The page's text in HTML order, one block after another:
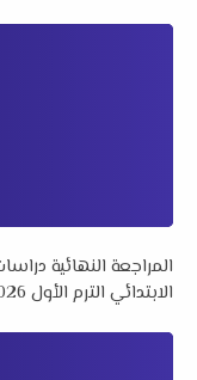
المراجعة النهائية
الابتدائي الترم الأول 2026 لمستر احمد منصور